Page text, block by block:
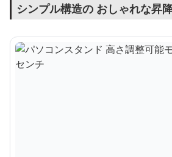
シンプル構造の おしゃれな昇